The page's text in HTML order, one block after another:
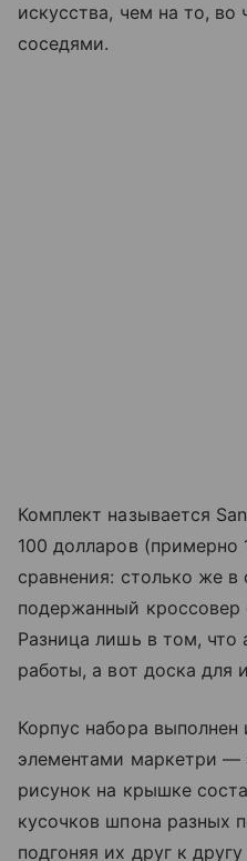
искусства, чем на то, во
соседями.
Комплект называется
100 долларов (примерно
сравнения: столько же в
подержанный кроссовер
Разница лишь в том, что
работы, а вот доска для
Корпус набора выполнен
элементами маркетри —
рисунок на крышке
кусочков шпона разных
подгоняя их друг к